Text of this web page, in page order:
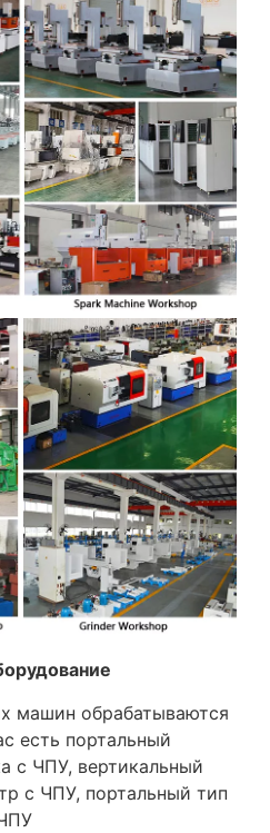
машин обрабатываются
есть портальный
с ЧПУ, вертикальный
с ЧПУ, портальный тип